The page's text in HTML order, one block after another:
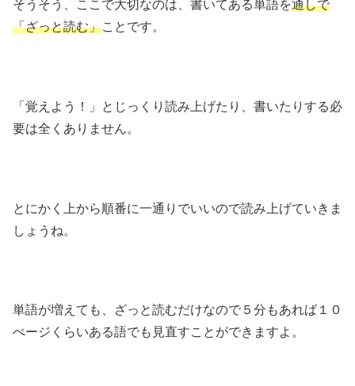
そうそう、ここで大切なのは、書いてある単語を通しで
「ざっと読む」ことです。
「覚えよう！」とじっくり読み上げたり、書いたりする必
要は全くありません。
とにかく上から順番に一通りでいいので読み上げていきま
しょうね。
単語が増えても、ざっと読むだけなので５分もあれば１０
ぺージくらいある語でも見直すことができますよ。